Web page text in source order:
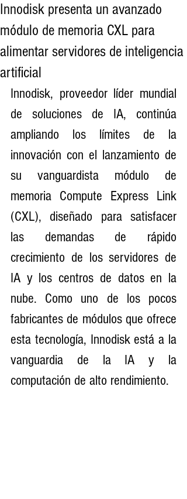
Innodisk presenta un avanzado
módulo de memoria CXL para
alimentar servidores de inteligencia
artificial
Innodisk, proveedor líder mundial
de soluciones de IA, continúa
ampliando los límites de la
innovación con el lanzamiento de
su vanguardista módulo de
memoria Compute Express Link
(CXL), diseñado para satisfacer
las demandas de rápido
crecimiento de los servidores de
IA y los centros de datos en la
nube. Como uno de los pocos
fabricantes de módulos que ofrece
esta tecnología, Innodisk está a la
vanguardia de la IA y la
computación de alto rendimiento.